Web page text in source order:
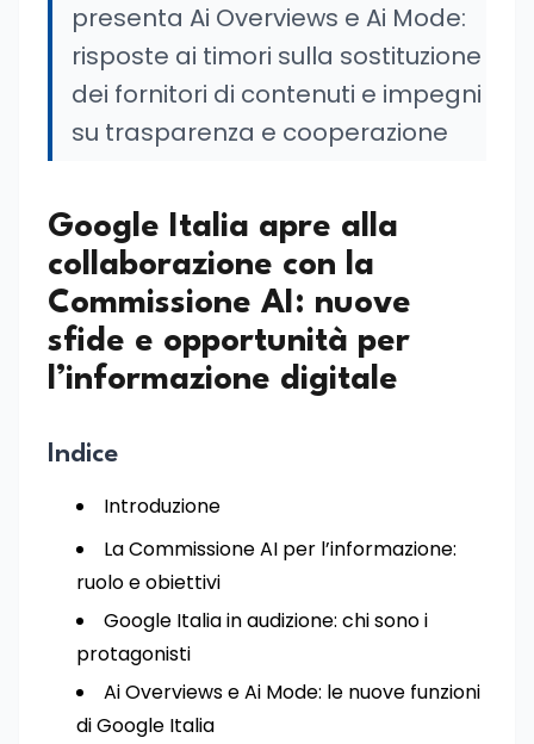
presenta Ai Overviews e Ai Mode:
risposte ai timori sulla sostituzione
dei fornitori di contenuti e impegni
su trasparenza e cooperazione
Google Italia apre alla
collaborazione con la
Commissione AI: nuove
sfide e opportunità per
l’informazione digitale
Indice
Introduzione
La Commissione AI per l’informazione:
ruolo e obiettivi
Google Italia in audizione: chi sono i
protagonisti
Ai Overviews e Ai Mode: le nuove funzioni
di Google Italia